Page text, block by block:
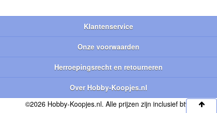
Klantenservice
Onze voorwaarden
Herroepingsrecht en retourneren
Over Hobby-Koopjes.nl
©2026 Hobby-Koopjes.nl. Alle prijzen zijn inclusief btw.